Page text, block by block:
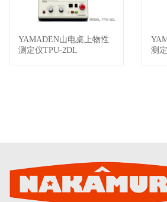
查看详情
YAMADEN山电桌上物性
测定仪TPU-2DL
测